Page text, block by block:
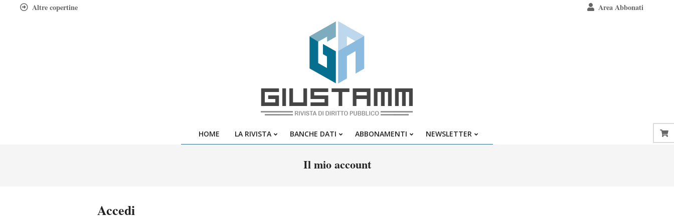
Altre copertine Area Abbonati
Giustamm
Primary
Menu
HOME LA RIVISTA BANCHE DATI ABBONAMENTI NEWSLETTER
Il mio account
Accedi